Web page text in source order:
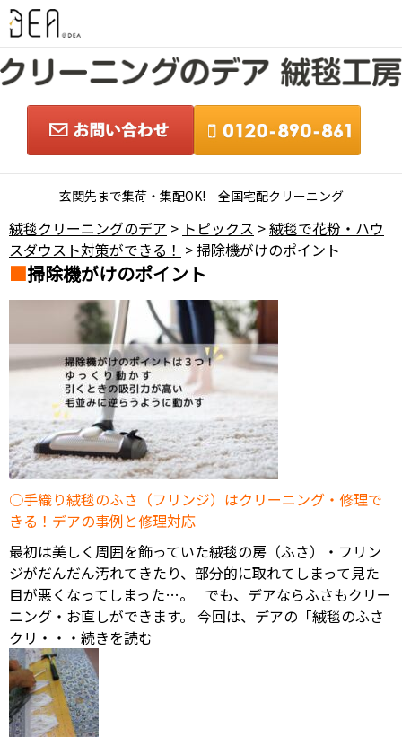
玄関先まで集荷・集配OK! 全国宅配クリーニング
絨毯クリーニングのデア > トピックス >絨毯で花粉・ハウ
スダウスト対策ができる！ > 掃除機がけのポイント
掃除機がけのポイント
手織り絨毯のふさ（フリンジ）はクリーニング・修理で
きる！デアの事例と修理対応
最初は美しく周囲を飾っていた絨毯の房（ふさ）・フリン
ジがだんだん汚れてきたり、部分的に取れてしまって見た
目が悪くなってしまった…。 でも、デアならふさもクリー
ニング・お直しができます。 今回は、デアの「絨毯のふさ
クリ・・・ 続きを読む